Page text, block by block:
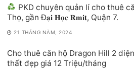
PKD chuyên quản lí cho thuê
Thọ, gần Đ𝐚̣𝐢 𝐇𝐨̣𝐜 𝐑𝐦𝐢𝐭, Quận 7.
21 THÁNG NĂM, 2024
Cho thuê căn hộ Dragon Hill 2
thất đẹp giá 12 Triệu/tháng